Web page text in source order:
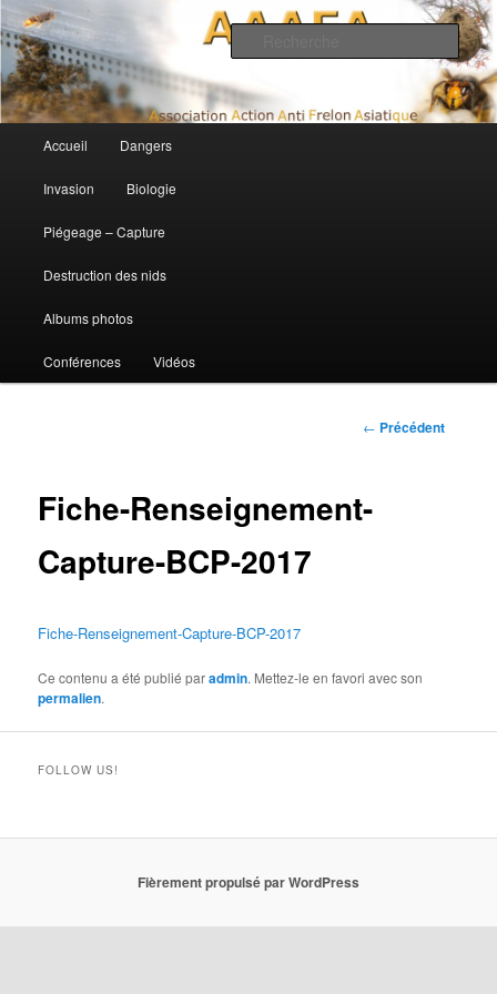
AAAFA
Association Action Anti Frelon Asiatique
Aller au contenu principal
Aller au contenu secondaire
Accueil Dangers
Invasion Biologie
Piégeage – Capture
Destruction des nids
Albums photos
Conférences Vidéos
Navigation des
← Précédent
Fiche-Renseignement-
Capture-BCP-2017
Fiche-Renseignement-Capture-BCP-2017
Ce contenu a été publié paradmin. Mettez-le en favori avec son
permalien.
FOLLOW US!
Fièrement propulsé par WordPress